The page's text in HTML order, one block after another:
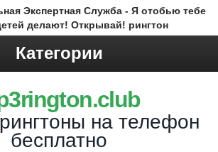
Экспертная Служба - Я отобью тебе
делают! Открывай! рингтон
Категории
на телефон
бесплатно